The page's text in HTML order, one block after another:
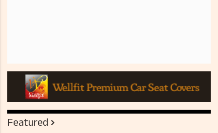
Featured